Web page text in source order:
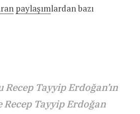
paylaşımlardan bazı
Recep Tayyip Erdoğan’ın
Tayyip Erdoğan